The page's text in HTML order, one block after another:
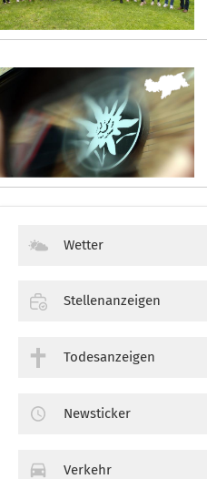
Wetter
Stellenanzeigen
Todesanzeigen
Newsticker
Verkehr